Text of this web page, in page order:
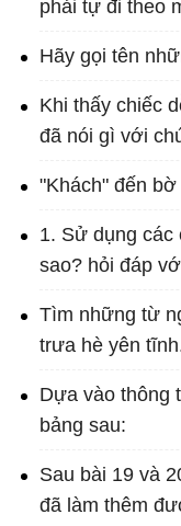
phải tự đi theo
Hãy gọi tên
Khi thấy chiếc
đã nói gì với
"Khách" đến
1. Sử dụng các
sao? hỏi đáp
Tìm những từ
trưa hè yên
Dựa vào thông
bảng sau:
Sau bài 19 và
đã làm thêm